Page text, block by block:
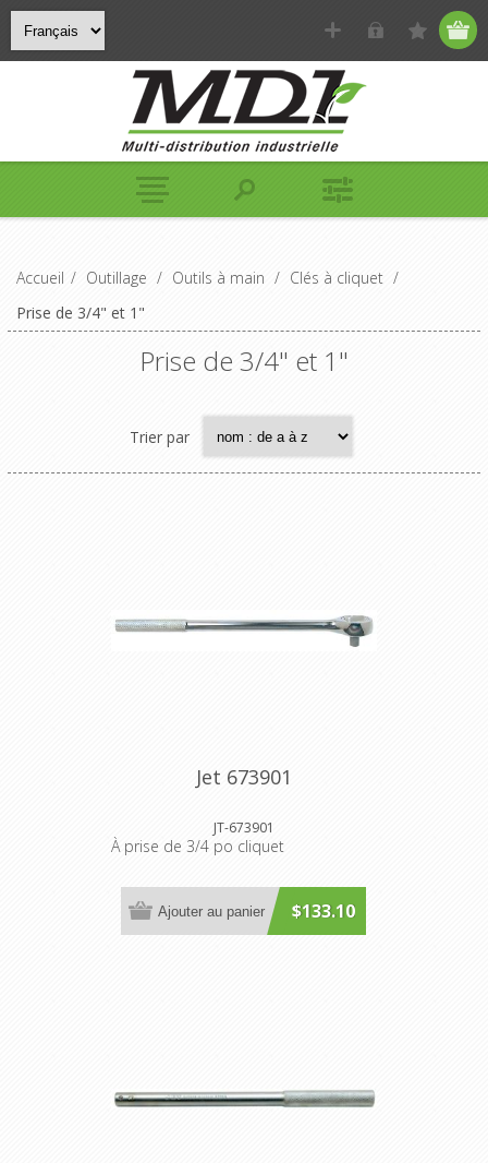
Accueil / Outillage / Outils à main / Clés à cliquet /
Prise de 3/4" et 1"
Prise de 3/4" et 1"
Trier par
Jet 673901
JT-673901
À prise de 3/4 po cliquet
$133.10
Ajouter au panier